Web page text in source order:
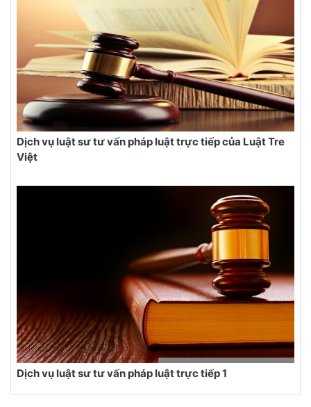
Dịch vụ luật sư tư vấn pháp luật trực tiếp của Luật Tre
Việt
Dịch vụ luật sư tư vấn pháp luật trực tiếp 1